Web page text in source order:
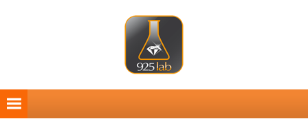
principal